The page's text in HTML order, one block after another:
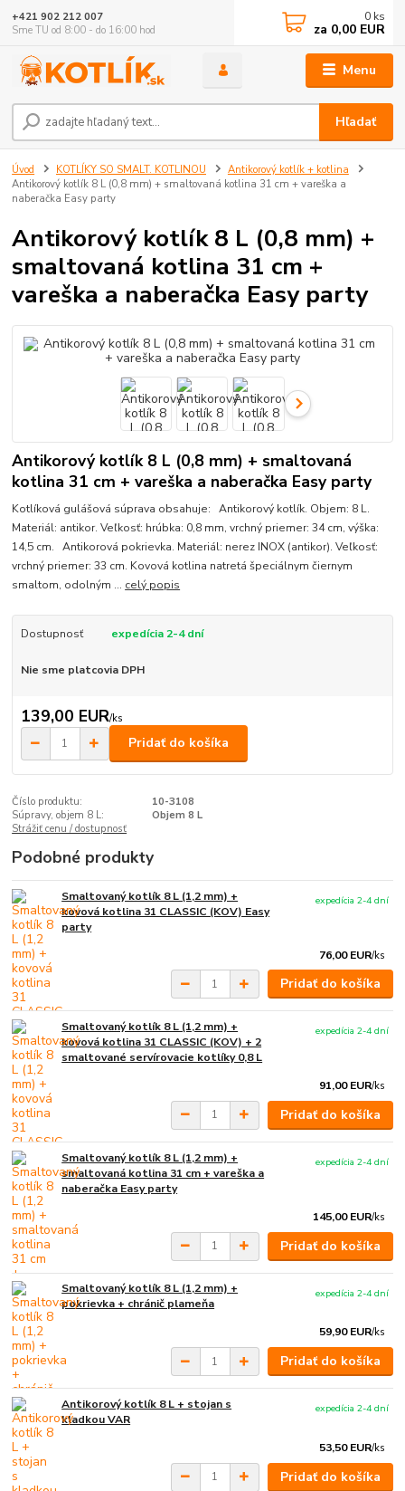
Menu
Hľadať
+421 902 212 007
Sme TU od 8:00 - do 16:00 hod
0 ks
za 0,00 EUR
Úvod KOTLÍKY SO SMALT. KOTLINOU
Antikorový kotlík + kotlina
Antikorový kotlík 8 L (0,8 mm) + smaltovaná kotlina 31 cm + vareška a
naberačka Easy party
Antikorový kotlík 8 L (0,8 mm) +
smaltovaná kotlina 31 cm +
vareška a naberačka Easy party
Antikorový kotlík 8 L (0,8 mm) + smaltovaná
kotlina 31 cm + vareška a naberačka Easy party
Kotlíková gulášová súprava obsahuje: Antikorový kotlík. Objem: 8 L.
Materiál: antikor. Veľkosť: hrúbka: 0,8 mm, vrchný priemer: 34 cm, výška:
14,5 cm. Antikorová pokrievka. Materiál: nerez INOX (antikor). Veľkosť:
vrchný priemer: 33 cm. Kovová kotlina natretá špeciálnym čiernym
smaltom, odolným ... celý popis
Dostupnosť expedícia 2-4 dní
Nie sme platcovia DPH
139,00 EUR/ks
Pridať do košíka
Číslo produktu:
10-3108
Súpravy, objem 8 L:
Objem 8 L
Strážiť cenu / dostupnosť
Podobné produkty
Smaltovaný kotlík 8 L (1,2 mm) +
kovová kotlina 31 CLASSIC (KOV) Easy
party
76,00 EUR/ks
expedícia 2-4 dní
Pridať do košíka
Smaltovaný kotlík 8 L (1,2 mm) +
kovová kotlina 31 CLASSIC (KOV) + 2
smaltované servírovacie kotlíky 0,8 L
91,00 EUR/ks
expedícia 2-4 dní
Pridať do košíka
Smaltovaný kotlík 8 L (1,2 mm) +
smaltovaná kotlina 31 cm + vareška a
naberačka Easy party
145,00 EUR/ks
expedícia 2-4 dní
Pridať do košíka
Smaltovaný kotlík 8 L (1,2 mm) +
pokrievka + chránič plameňa
59,90 EUR/ks
expedícia 2-4 dní
Pridať do košíka
Antikorový kotlík 8 L + stojan s
kladkou VAR
53,50 EUR/ks
expedícia 2-4 dní
Pridať do košíka